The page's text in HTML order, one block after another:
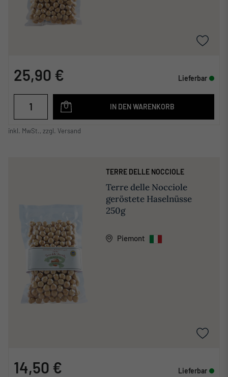
25,90 € Lieferbar
IN DEN WARENKORB
inkl. MwSt., zzgl. Versand
TERRE DELLE NOCCIOLE
Terre delle Nocciole
geröstete Haselnüsse
250g
Piemont
14,50 € Lieferbar